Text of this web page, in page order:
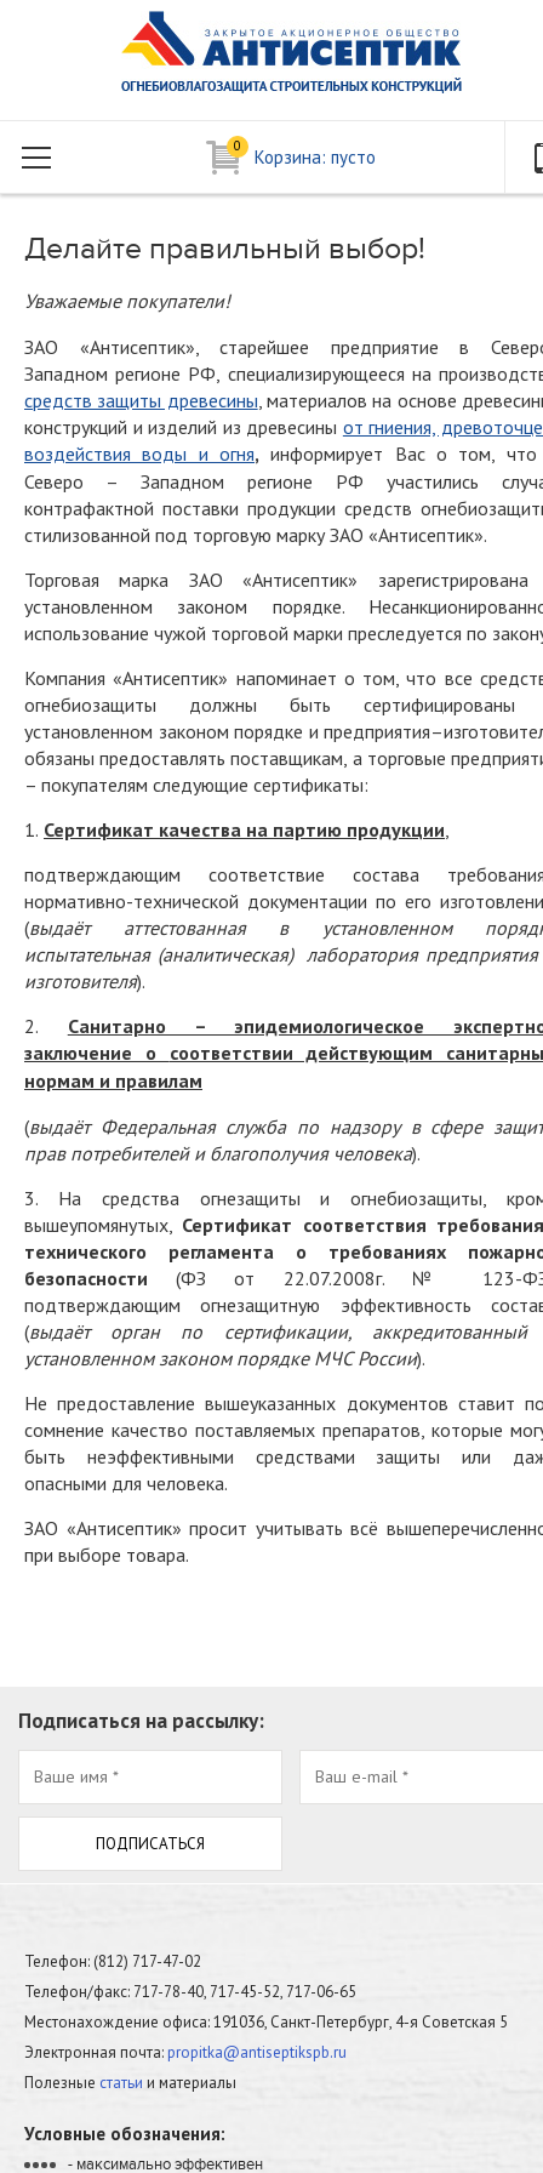
0 Корзина: пусто
Делайте правильный выбор!
Уважаемые покупатели!
ЗАО «Антисептик», старейшее предприятие в
Западном регионе РФ, специализирующееся на
средств защиты древесины , материалов на основе
конструкций и изделий из древесины от гниения,
воздействия воды и огня, информирует Вас о том,
Северо – Западном регионе РФ участились
контрафактной поставки продукции средств
стилизованной под торговую марку ЗАО «Антисептик».
Торговая марка ЗАО «Антисептик»
установленном законом порядке.
использование чужой торговой марки преследуется по
Компания «Антисептик» напоминает о том, что все
огнебиозащиты должны быть сертифицированы
установленном законом порядке и
обязаны предоставлять поставщикам, а торговые
– покупателям следующие сертификаты:
1. Сертификат качества на партию продукции
подтверждающим соответствие состава
нормативно-технической документации по его
(выдаёт аттестованная в установленном
испытательная (аналитическая) лаборатория
изготовителя).
2.
Санитарно – эпидемиологическое
заключение о соответствии действующим
нормам и правилам
(выдаёт Федеральная служба по надзору в сфере
прав потребителей и благополучия человека).
3. На средства огнезащиты и огнебиозащиты,
вышеупомянутых, Сертификат соответствия
технического
регламента о требованиях
безопасности(ФЗ от 22.07.2008г. № 123-
подтверждающим огнезащитную эффективность
(выдаёт орган по сертификации,
установленном законом порядке МЧС России).
Не предоставление вышеуказанных документов ставит
сомнение качество поставляемых препаратов, которые
быть неэффективными средствами защиты или
опасными для человека.
ЗАО «Антисептик» просит учитывать всё
при выборе товара.
Подписаться на рассылку:
Телефон: (812) 717-47-02
Телефон/факс: 717-78-40, 717-45-52, 717-06-65
Местонахождение офиса: 191036, Санкт-Петербург, 4-я Советская 5
Электронная почта:propitka@antiseptikspb.ru
Полезные статьи и материалы
Условные обозначения:
••• - максимально эффективен